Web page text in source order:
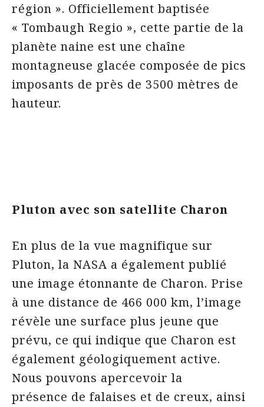
région ». Officiellement baptisée
« Tombaugh Regio », cette partie de la
planète naine est une chaîne
montagneuse glacée composée de pics
imposants de près de 3500 mètres de
hauteur.
Pluton avec son satellite Charon
En plus de la vue magnifique sur
Pluton, la NASA a également publié
une image étonnante de Charon. Prise
à une distance de 466 000 km, l’image
révèle une surface plus jeune que
prévu, ce qui indique que Charon est
également géologiquement active.
Nous pouvons apercevoir la
présence de falaises et de creux, ainsi